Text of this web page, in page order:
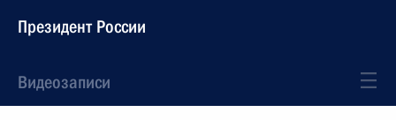
Президент России
Видеозаписи